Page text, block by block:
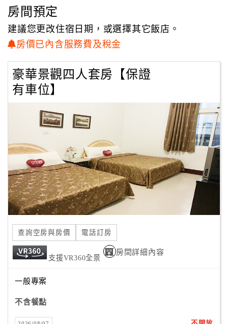
地
圖
顧
務
意
訂
單
管
理
員
戶
房間預定
建議您更改住宿日期，或選擇其它飯店。
房價已內含服務費及稅金
豪華景觀四人套房【保證
有車位】
查詢空房與房價 電話訂房
支援VR360全景
房間詳細內容
一般專案
不含餐點